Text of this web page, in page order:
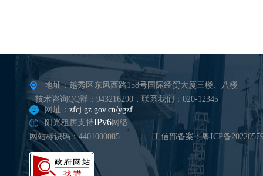
地址：越秀区东风西路158号国际经贸大厦三楼、八楼
技术咨询QQ群：943216290，联系我们：020-12345
网址： zfcj.gz.gov.cn/ygzf
阳光租房支持IPv6网络
网站标识码：4401000085
工信部备案：粤ICP备